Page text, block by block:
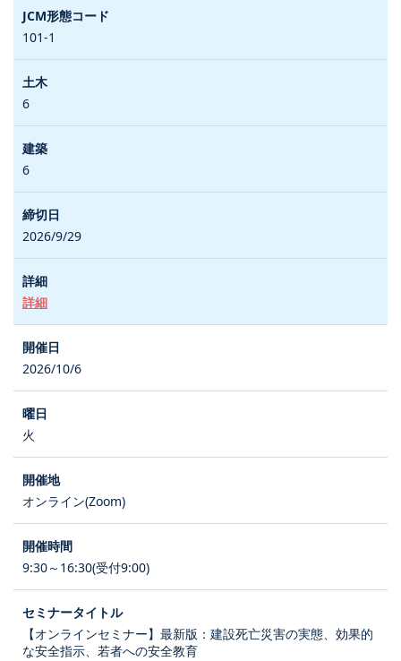
101-1
6
6
2026/9/29
詳細
2026/10/6
火
オンライン(Zoom)
9:30～16:30(受付9:00)
【オンラインセミナー】最新版：建設死亡災害の実態、効果的
な安全指示、若者への安全教育